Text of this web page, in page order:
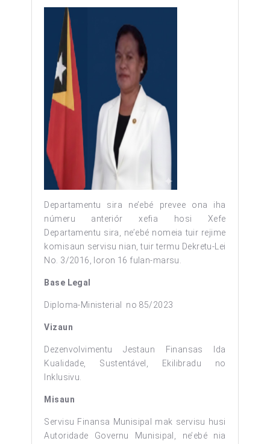
Departamentu sira ne’ebé prevee ona iha
númeru anteriór xefia hosi Xefe
Departamentu sira, ne’ebé nomeia tuir rejime
komisaun servisu nian, tuir termu Dekretu-Lei
No. 3/2016, loron 16 fulan-marsu.
Base Legal
Diploma-Ministerial no 85/2023
Vizaun
Dezenvolvimentu Jestaun Finansas Ida
Kualidade, Sustentável, Ekilibradu no
Inklusivu.
Misaun
Servisu Finansa Munisipal mak servisu husi
Autoridade Governu Munisipal, ne’ebé nia